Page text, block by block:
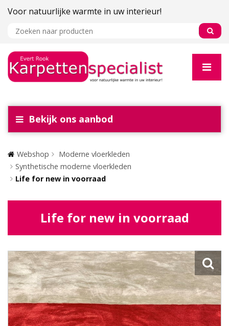
Voor natuurlijke warmte in uw interieur!
Bekijk ons aanbod
Webshop
Moderne vloerkleden
Synthetische moderne vloerkleden
Life for new in voorraad
Life for new in voorraad